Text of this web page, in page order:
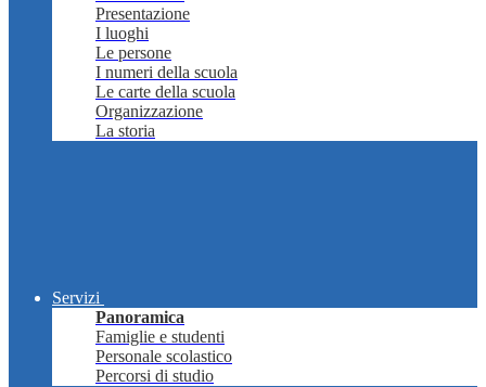
Presentazione
I luoghi
Le persone
I numeri della scuola
Le carte della scuola
Organizzazione
La storia
Servizi
Panoramica
Famiglie e studenti
Personale scolastico
Percorsi di studio